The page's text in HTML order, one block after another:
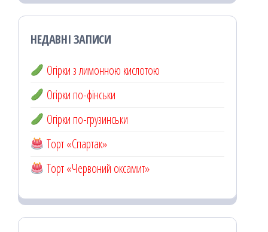
НЕДАВНІ ЗАПИСИ
Огірки з лимонною кислотою
Огірки по-фінськи
Огірки по-грузинськи
Торт «Спартак»
Торт «Червоний оксамит»